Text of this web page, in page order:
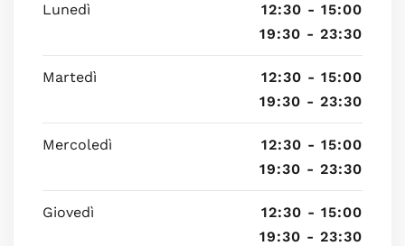
Lunedì
12:30 - 15:00
19:30 - 23:30
Martedì
12:30 - 15:00
19:30 - 23:30
Mercoledì
12:30 - 15:00
19:30 - 23:30
Giovedì
12:30 - 15:00
19:30 - 23:30